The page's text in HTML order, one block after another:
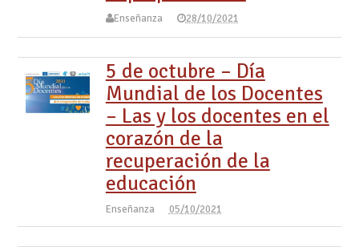
Enseñanza 28/10/2021
5 de octubre – Día
Mundial de los Docentes
– Las y los docentes en el
corazón de la
recuperación de la
educación
Enseñanza 05/10/2021